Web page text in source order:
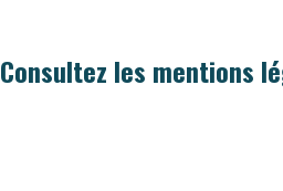
Consultez les mentions